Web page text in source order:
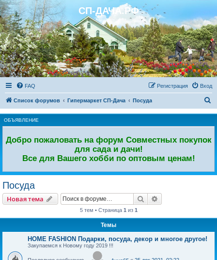
Регистрация СП-ДАЧА.РФ
FAQ Вход
Регистрация
Список форумов Гипермаркет СП-Дача Посуда
ОБЪЯВЛЕНИЕ
Добро пожаловать на форум Совместных покупок
для сада и дачи!
Все для Вашего хобби по оптовым ценам!
Посуда
Новая тема
Новаятема Поиск
5 тем • Страница 1 из 1
Темы
HOME FASHION Подарки, посуда, декор и многое другое!
Закупаемся к Новому году 2019 !!!